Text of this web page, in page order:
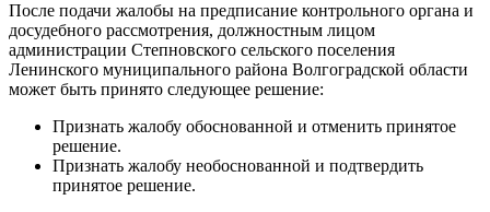
После подачи жалобы на предписание контрольного органа и
досудебного рассмотрения, должностным лицом
администрации Степновского сельского поселения
Ленинского муниципального района Волгоградской области
может быть принято следующее решение:
Признать жалобу обоснованной и отменить принятое
решение.
Признать жалобу необоснованной и подтвердить
принятое решение.